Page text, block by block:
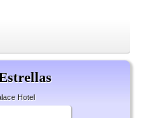
Hotel